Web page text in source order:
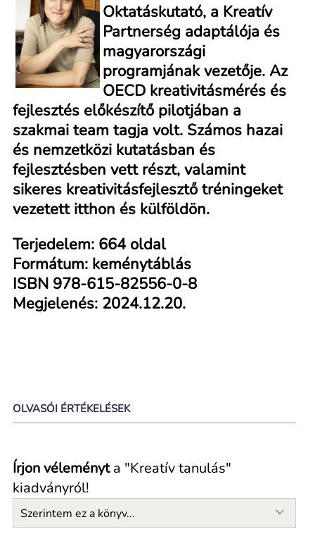
Oktatáskutató, a Kreatív
Partnerség adaptálója és
magyarországi
programjának vezetője. Az
OECD kreativitásmérés és
fejlesztés előkészítő pilotjában a
szakmai team tagja volt. Számos hazai
és nemzetközi kutatásban és
fejlesztésben vett részt, valamint
sikeres kreativitásfejlesztő tréningeket
vezetett itthon és külföldön.
Terjedelem: 664 oldal
Formátum: keménytáblás
ISBN 978-615-82556-0-8
Megjelenés: 2024.12.20.
OLVASÓI ÉRTÉKELÉSEK
Írjon véleményta "Kreatív tanulás"
kiadványról!
Szerintem ez a könyv...